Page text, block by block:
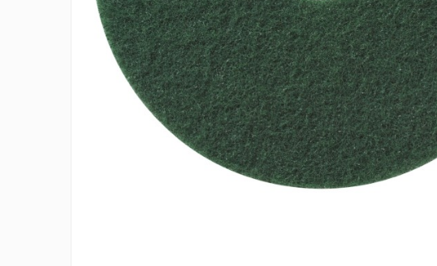
Detergenti comerciali
Detergenti covoare, mochete,